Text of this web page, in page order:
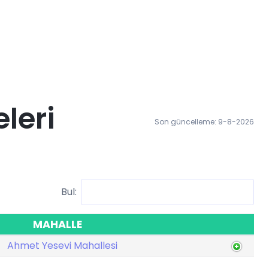
Son güncelleme: 9-8-2026
Bul:
MAHALLE
Ahmet Yesevi Mahallesi